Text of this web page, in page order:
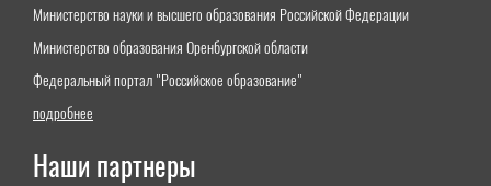
Министерство науки и высшего образования Российской Федерации
Министерство образования Оренбургской области
Федеральный портал "Российское образование"
подробнее
Наши партнеры